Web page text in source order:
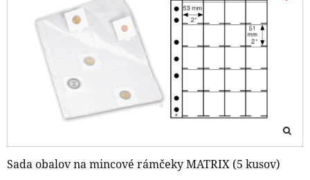
Sada obalov na mincové rámčeky MATRIX (5 kusov)